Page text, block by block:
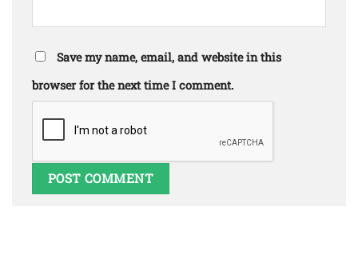
Save my name, email, and website in this
browser for the next time I comment.